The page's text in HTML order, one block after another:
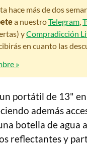
hace más de dos
a nuestroTelegram,
yCompradicción
en cuanto las
»
portátil de 13"
además
botella de agua
reflectantes y